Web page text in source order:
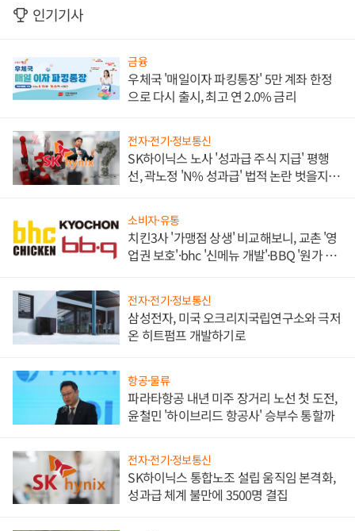
인기기사
금융
우체국 '매일이자 파킹통장' 5만 계좌 한정
으로 다시 출시, 최고 연 2.0% 금리
전자·전기·정보통신
SK하이닉스 노사 '성과급 주식 지급' 평행
선, 곽노정 'N% 성과급' 법적 논란 벗을지 주
소비자·유통
치킨3사 '가맹점 상생' 비교해보니, 교촌 '영
업권 보호'·bhc '신메뉴 개발'·BBQ '원가 부
전자·전기·정보통신
삼성전자, 미국 오크리지국립연구소와 극저
온 히트펌프 개발하기로
항공·물류
파라타항공 내년 미주 장거리 노선 첫 도전,
윤철민 '하이브리드 항공사' 승부수 통할까
전자·전기·정보통신
SK하이닉스 통합노조 설립 움직임 본격화,
성과급 체계 불만에 3500명 결집